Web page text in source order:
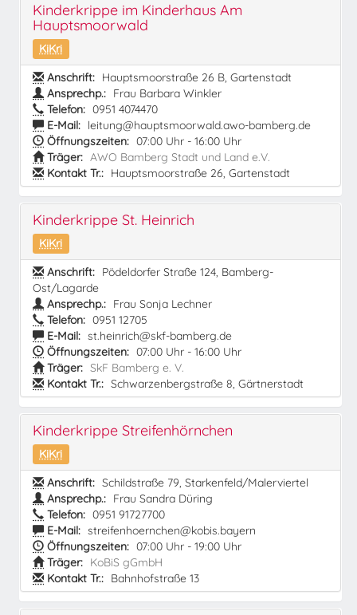
Kinderkrippe im Kinderhaus Am
Hauptsmoorwald
KiKri
Anschrift: Hauptsmoorstraße 26 B, Gartenstadt
Ansprechp.: Frau Barbara Winkler
Telefon: 0951 4074470
E-Mail: leitung@hauptsmoorwald.awo-bamberg.de
Öffnungszeiten: 07:00 Uhr - 16:00 Uhr
Träger: AWO Bamberg Stadt und Land e.V.
Kontakt Tr.: Hauptsmoorstraße 26, Gartenstadt
Kinderkrippe St. Heinrich
KiKri
Anschrift: Pödeldorfer Straße 124, Bamberg-
Ost/Lagarde
Ansprechp.: Frau Sonja Lechner
Telefon: 0951 12705
E-Mail: st.heinrich@skf-bamberg.de
Öffnungszeiten: 07:00 Uhr - 16:00 Uhr
Träger: SkF Bamberg e. V.
Kontakt Tr.: Schwarzenbergstraße 8, Gärtnerstadt
Kinderkrippe Streifenhörnchen
KiKri
Anschrift: Schildstraße 79, Starkenfeld/Malerviertel
Ansprechp.: Frau Sandra Düring
Telefon: 0951 91727700
E-Mail: streifenhoernchen@kobis.bayern
Öffnungszeiten: 07:00 Uhr - 19:00 Uhr
Träger: KoBiS gGmbH
Kontakt Tr.: Bahnhofstraße 13